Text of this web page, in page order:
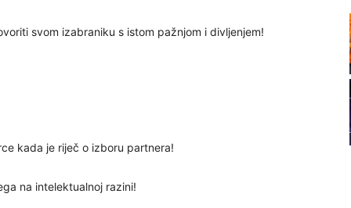
svom izabraniku s istom pažnjom i divljenjem!
kada je riječ o izboru partnera!
na intelektualnoj razini!